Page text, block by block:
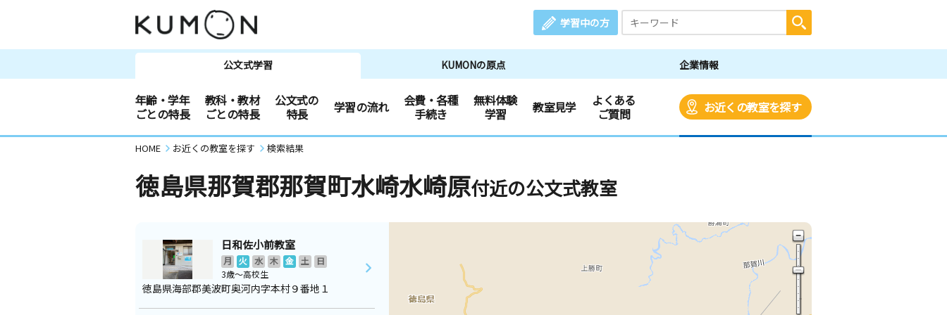
学習中の方
公文式学習 KUMONの原点 企業情報
年齢・学年
ごとの特長
教科・教材
ごとの特長
公文式の
特長
学習の流れ
会費・各種
手続き
無料体験
学習
教室見学
よくある
ご質問
お近くの教室を探す
HOME お近くの教室を探す 検索結果
徳島県那賀郡那賀町水崎水崎原付近の公文式教室
日和佐小前教室
月 火 水 木 金 土
日
3歳～高校生
徳島県海部郡美波町奥河内字本村９番地１